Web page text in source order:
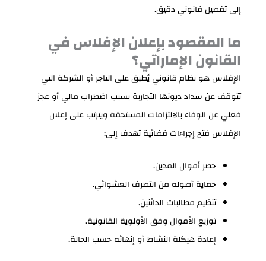
إلى تفصيل قانوني دقيق.
ما المقصود بإعلان الإفلاس في
القانون الإماراتي؟
الإفلاس هو نظام قانوني يُطبق على التاجر أو الشركة التي
تتوقف عن سداد ديونها التجارية بسبب اضطراب مالي أو عجز
فعلي عن الوفاء بالالتزامات المستحقة ويترتب على إعلان
الإفلاس فتح إجراءات قضائية تهدف إلى:
حصر أموال المدين.
حماية أصوله من التصرف العشوائي.
تنظيم مطالبات الدائنين.
توزيع الأموال وفق الأولوية القانونية.
إعادة هيكلة النشاط أو إنهائه حسب الحالة.